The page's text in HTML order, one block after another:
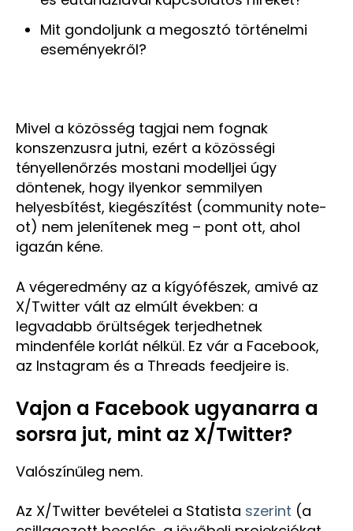
Mit gondoljunk a megosztó történelmi
eseményekről?
Mivel a közösség tagjai nem fognak
konszenzusra jutni, ezért a közösségi
tényellenőrzés mostani modelljei úgy
döntenek, hogy ilyenkor semmilyen
helyesbítést, kiegészítést (community note-
ot) nem jelenítenek meg – pont ott, ahol
igazán kéne.
A végeredmény az a kígyófészek, amivé az
X/Twitter vált az elmúlt években: a
legvadabb őrültségek terjedhetnek
mindenféle korlát nélkül. Ez vár a Facebook,
az Instagram és a Threads feedjeire is.
Vajon a Facebook ugyanarra a
sorsra jut, mint az X/Twitter?
Valószínűleg nem.
Az X/Twitter bevételei a Statista szerint (a